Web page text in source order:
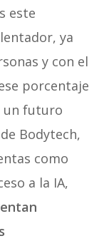
este
ya
y con el
porcentaje
un futuro
Bodytech,
como
a la IA,